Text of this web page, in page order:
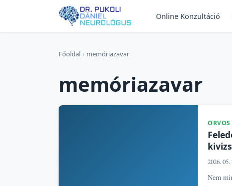
Online Konzultáció
Főoldal › memóriazavar
memóriazavar
2026. 05.
Nem